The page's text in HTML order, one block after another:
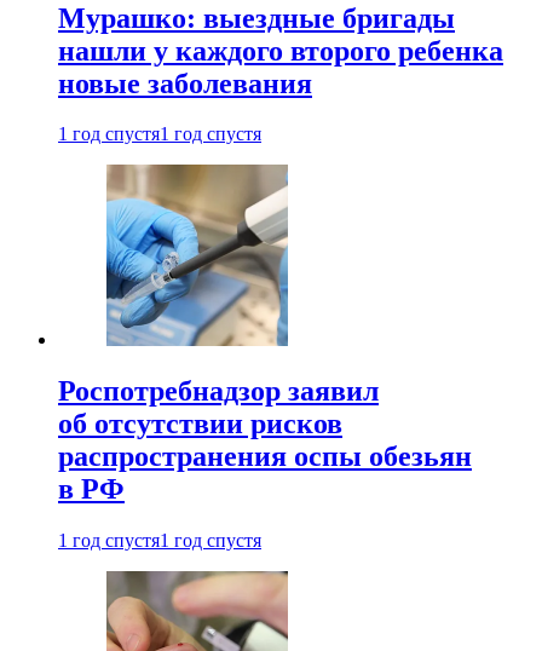
Мурашко: выездные бригады
нашли у каждого второго ребенка
новые заболевания
1 год спустя1 год спустя
Роспотребнадзор заявил
об отсутствии рисков
распространения оспы обезьян
в РФ
1 год спустя1 год спустя